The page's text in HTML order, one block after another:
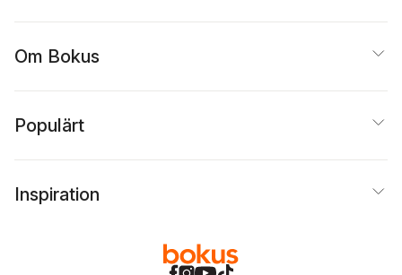
Om Bokus
Populärt
Inspiration